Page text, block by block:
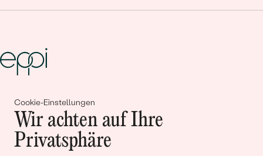
Cookie-Einstellungen
Wir achten auf Ihre
Privatsphäre
Gemeinsam erschaffen wir
Geschichten von Schönheit und
Liebe